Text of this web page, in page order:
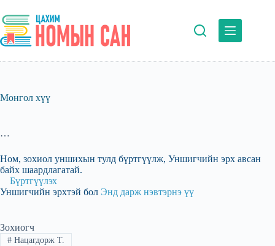
to
content
Монгол хүү
…
Ном, зохиол уншихын тулд бүртгүүлж, Уншигчийн эрх авсан
байх шаардлагатай.
Бүртгүүлэх
Уншигчийн эрхтэй бол Энд дарж нэвтэрнэ үү
Зохиогч
#Нацагдорж Т.